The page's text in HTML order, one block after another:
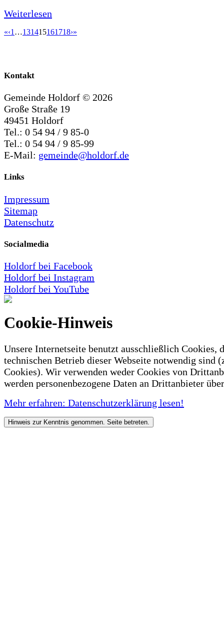
Weiterlesen
«‹1 …131415161718›»
Kontakt
Gemeinde Holdorf © 2026
Große Straße 19
49451 Holdorf
Tel.: 0 54 94 / 9 85-0
Tel.: 0 54 94 / 9 85-99
E-Mail: gemeinde@holdorf.de
Links
Impressum
Sitemap
Datenschutz
Socialmedia
Holdorf bei Facebook
Holdorf bei Instagram
Holdorf bei YouTube
Cookie-Hinweis
Unsere Internetseite benutzt ausschließlich Cookies,
technischen Betrieb dieser Webseite notwendig sind
Cookies). Wir verwenden weder Cookies von
werden personenbezogene Daten an Drittanbieter
Mehr erfahren: Datenschutzerklärung lesen!
Hinweis zur Kenntnis genommen. Seite betreten.